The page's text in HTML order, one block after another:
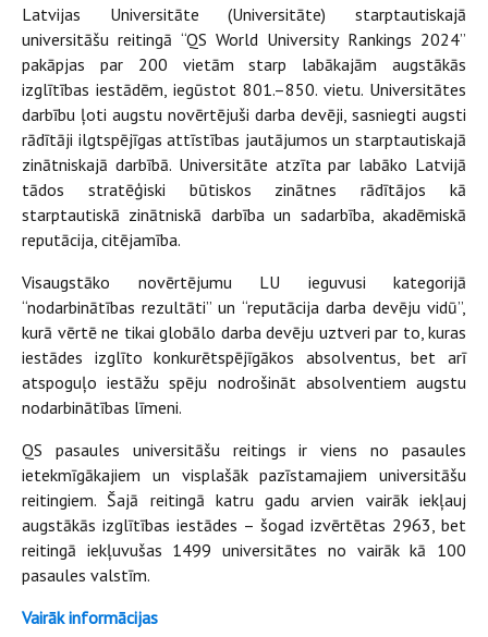
Latvijas Universitāte (Universitāte) starptautiskajā
universitāšu reitingā “QS World University Rankings 2024”
pakāpjas par 200 vietām starp labākajām augstākās
izglītības iestādēm, iegūstot 801.–850. vietu. Universitātes
darbību ļoti augstu novērtējuši darba devēji, sasniegti augsti
rādītāji ilgtspējīgas attīstības jautājumos un starptautiskajā
zinātniskajā darbībā. Universitāte atzīta par labāko Latvijā
tādos stratēģiski būtiskos zinātnes rādītājos kā
starptautiskā zinātniskā darbība un sadarbība, akadēmiskā
reputācija, citējamība.
Visaugstāko novērtējumu LU ieguvusi kategorijā
“nodarbinātības rezultāti” un “reputācija darba devēju vidū”,
kurā vērtē ne tikai globālo darba devēju uztveri par to, kuras
iestādes izglīto konkurētspējīgākos absolventus, bet arī
atspoguļo iestāžu spēju nodrošināt absolventiem augstu
nodarbinātības līmeni.
QS pasaules universitāšu reitings ir viens no pasaules
ietekmīgākajiem un visplašāk pazīstamajiem universitāšu
reitingiem. Šajā reitingā katru gadu arvien vairāk iekļauj
augstākās izglītības iestādes – šogad izvērtētas 2963, bet
reitingā iekļuvušas 1499 universitātes no vairāk kā 100
pasaules valstīm.
Vairāk informācijas